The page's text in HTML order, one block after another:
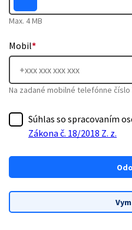
Max. 4 MB
Mobil*
Na zadané mobilné telefónne
Súhlas so spracovaním
Zákona č. 18/2018 Z. z.